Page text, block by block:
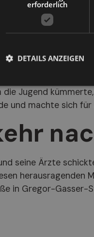
der Ausbildung
Wien, in die Stadt
die Jugend
und machte sich
seine Ärzte
herausragenden
in Gregor-Gasser-
erforderlich
DETAILS ANZEIGEN